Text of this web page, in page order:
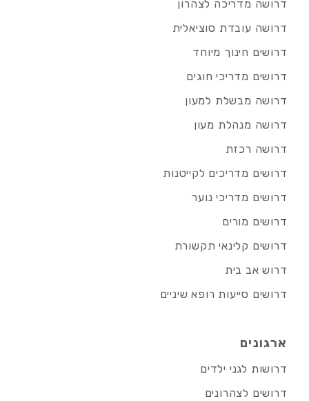
דרושה מדריכה לצהרון
דרושה עובדת סוציאלית
דרושים חינוך מיוחד
דרושים מדריכי חוגים
דרושה מבשלת למעון
דרושה מנהלת מעון
דרושה רכזת
דרושים מדריכים לקייטנות
דרושים מדריכי נוער
דרושים מורים
דרושים קלינאי תקשורת
דרוש אב בית
דרושים סייעות רופא שיניים
ארגונים
דרושות לגני ילדים
דרושים לצהרונים